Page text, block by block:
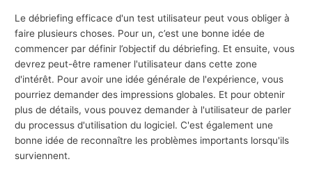
Le débriefing efficace d'un test utilisateur peut vous obliger à
faire plusieurs choses. Pour un, c’est une bonne idée de
commencer par définir l’objectif du débriefing. Et ensuite, vous
devrez peut-être ramener l'utilisateur dans cette zone
d'intérêt. Pour avoir une idée générale de l'expérience, vous
pourriez demander des impressions globales. Et pour obtenir
plus de détails, vous pouvez demander à l'utilisateur de parler
du processus d'utilisation du logiciel. C'est également une
bonne idée de reconnaître les problèmes importants lorsqu'ils
surviennent.